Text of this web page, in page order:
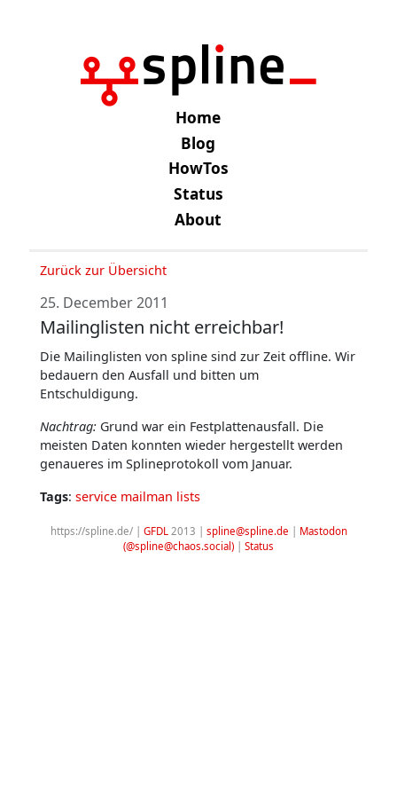
Home
Blog
HowTos
Status
About
Zurück zur Übersicht
25. December 2011
Mailinglisten nicht erreichbar!
Die Mailinglisten von spline sind zur Zeit offline. Wir
bedauern den Ausfall und bitten um
Entschuldigung.
Nachtrag:Grund war ein Festplattenausfall. Die
meisten Daten konnten wieder hergestellt werden
genaueres im Splineprotokoll vom Januar.
Tags: service mailman lists
https://spline.de/ | GFDL 2013 | spline@spline.de | Mastodon
(@spline@chaos.social) | Status